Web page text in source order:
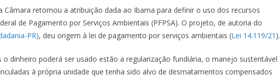
Câmara retomou a atribuição dada ao Ibama para definir o uso dos recursos
de Pagamento por Serviços Ambientais (PFPSA). O projeto, de autoria do
PR), deu origem à lei de pagamento por serviços ambientais (Lei 14.119/21 ).
o dinheiro poderá ser usado estão a regularização fundiária, o manejo sustentável
à própria unidade que tenha sido alvo de desmatamentos compensados